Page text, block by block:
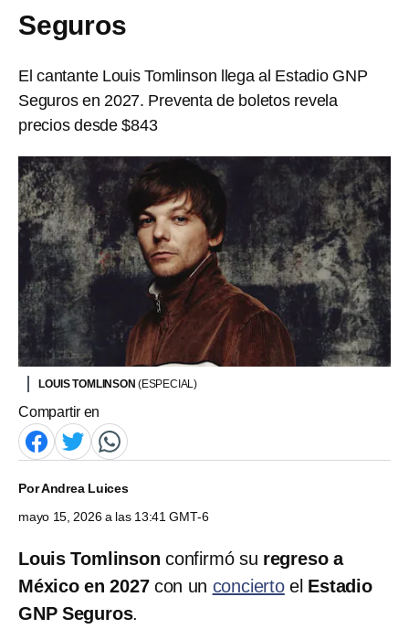
Seguros
El cantante Louis Tomlinson llega al Estadio GNP
Seguros en 2027. Preventa de boletos revela
precios desde $843
LOUIS TOMLINSON (ESPECIAL)
Compartir en
PorAndrea Luices
mayo 15, 2026 a las 13:41 GMT-6
Louis Tomlinson confirmó su regreso a
México en 2027 con un conciertoel Estadio
GNP Seguros.